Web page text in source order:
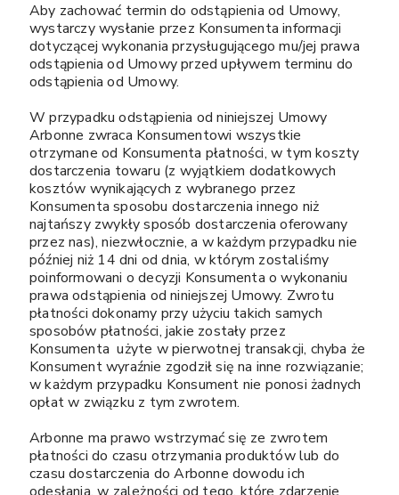
Aby zachować termin do odstąpienia od Umowy,
wystarczy wysłanie przez Konsumenta informacji
dotyczącej wykonania przysługującego mu/jej prawa
odstąpienia od Umowy przed upływem terminu do
odstąpienia od Umowy.
W przypadku odstąpienia od niniejszej Umowy
Arbonne zwraca Konsumentowi wszystkie
otrzymane od Konsumenta płatności, w tym koszty
dostarczenia towaru (z wyjątkiem dodatkowych
kosztów wynikających z wybranego przez
Konsumenta sposobu dostarczenia innego niż
najtańszy zwykły sposób dostarczenia oferowany
przez nas), niezwłocznie, a w każdym przypadku nie
później niż 14 dni od dnia, w którym zostaliśmy
poinformowani o decyzji Konsumenta o wykonaniu
prawa odstąpienia od niniejszej Umowy. Zwrotu
płatności dokonamy przy użyciu takich samych
sposobów płatności, jakie zostały przez
Konsumenta użyte w pierwotnej transakcji, chyba że
Konsument wyraźnie zgodził się na inne rozwiązanie;
w każdym przypadku Konsument nie ponosi żadnych
opłat w związku z tym zwrotem.
Arbonne ma prawo wstrzymać się ze zwrotem
płatności do czasu otrzymania produktów lub do
czasu dostarczenia do Arbonne dowodu ich